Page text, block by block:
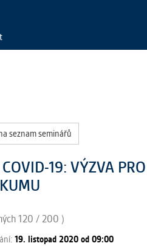
seznam seminářů
19: VÝZVA
120 / 200 )
19. listopad 2020 od 09:00